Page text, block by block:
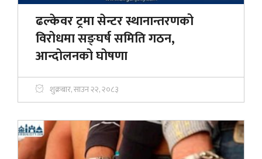
ढल्केवर ट्रमा सेन्टर स्थानान्तरणको
विरोधमा सङ्घर्ष समिति गठन,
आन्दोलनको घोषणा
शुक्रबार, साउन २२, २०८३